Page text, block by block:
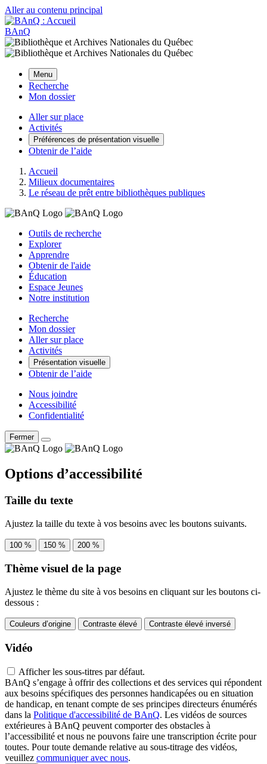
Aller au contenu principal
BAnQ
Menu
Recherche
Mon dossier
Aller sur place
Activités
Préférences de présentation visuelle
Obtenir de l’aide
Accueil
Milieux documentaires
Le réseau de prêt entre bibliothèques publiques
Outils de recherche
Explorer
Apprendre
Obtenir de l'aide
Éducation
Espace Jeunes
Notre institution
Recherche
Mon dossier
Aller sur place
Activités
Présentation visuelle
Obtenir de l’aide
Nous joindre
Accessibilité
Confidentialité
Fermer
Options d’accessibilité
Taille du texte
Ajustez la taille du texte à vos besoins avec les boutons suivants.
100 % 150 % 200 %
Thème visuel de la page
Ajustez le thème du site à vos besoins en cliquant sur les boutons ci-
dessous :
Couleurs d’origine Contraste élevé Contraste élevé inversé
Vidéo
Afficher les sous-titres par défaut.
BAnQ s’engage à offrir des collections et des services qui répondent
aux besoins spécifiques des personnes handicapées ou en situation
de handicap, en tenant compte de ses principes directeurs énumérés
dans la Politique d'accessibilité de BAnQ. Les vidéos de sources
extérieures à BAnQ peuvent comporter des obstacles à
l’accessibilité et nous ne pouvons faire une transcription écrite pour
toutes. Pour toute demande relative au sous-titrage des vidéos,
veuillez communiquer avec nous.